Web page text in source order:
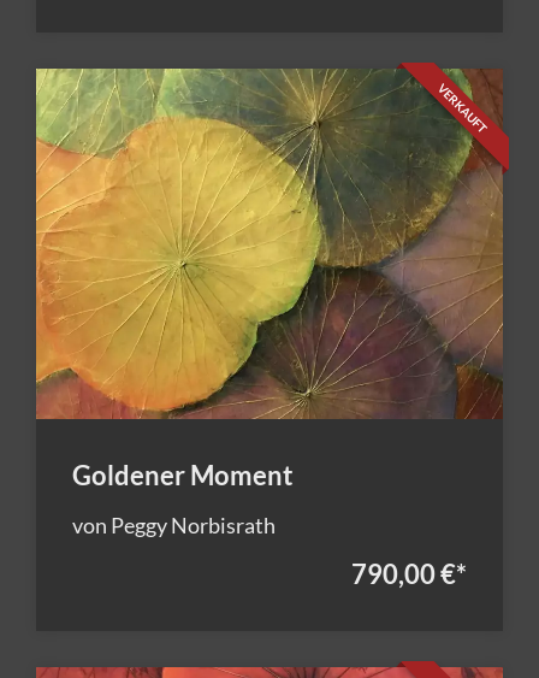
VERKAUFT
Goldener Moment
von Peggy Norbisrath
790,00 €*